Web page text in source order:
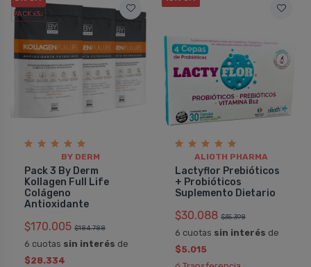
PACK x3u.
BY DERM
Pack 3 By Derm
Kollagen Full Life
Colágeno
Antioxidante
$170.005 $184.788
6 cuotas sin interés de
$28.334
ALIOTH PHARMA
Lactyflor Prebióticos
+ Probióticos
Suplemento Dietario
$30.088 $35.398
6 cuotas sin interés de
$5.015